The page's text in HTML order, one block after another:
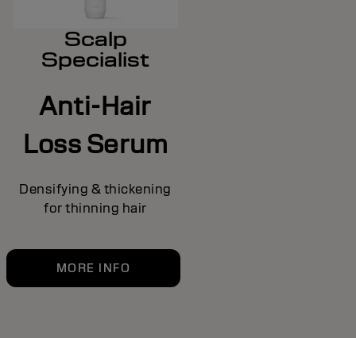
Scalp
Specialist
Anti-Hair
Loss Serum
Densifying & thickening
for thinning hair
MORE INFO